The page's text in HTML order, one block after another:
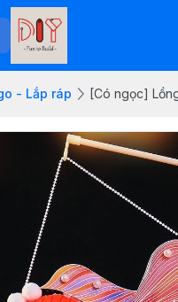
- Lắp ráp [Có ngọc]